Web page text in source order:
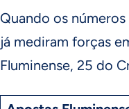
Quando os
já mediram forças
Fluminense, 25 do